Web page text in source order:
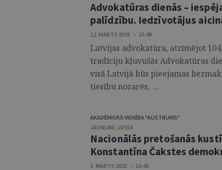
Advokatūras dienās –
palīdzību. Iedzīvotājus
12. MARTS 2025 • 15:49
Latvijas advokatūra, atzīmējot
tradīciju kļuvušās Advokatūras
visā Latvijā būs pieejamas
tiesību nozarēs. ...
AKADĒMISKĀ VIENĪBA "AUSTRUMS"
JAUNUMI / AFIŠA
Nacionālās pretošanās
Konstantīna Čakstes
5. MARTS 2025 • 10:40